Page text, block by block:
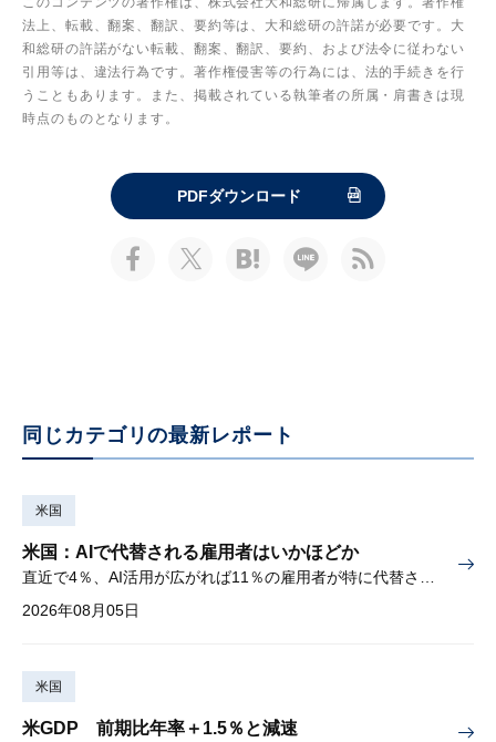
法上、転載、翻案、翻訳、要約等は、大和総研の許諾が必要です。大
和総研の許諾がない転載、翻案、翻訳、要約、および法令に従わない
引用等は、違法行為です。著作権侵害等の行為には、法的手続きを行
うこともあります。また、掲載されている執筆者の所属・肩書きは現
時点のものとなります。
PDFダウンロード
同じカテゴリの最新レポート
米国
米国：AIで代替される雇用者はいかほどか
直近で4％、AI活用が広がれば11％の雇用者が特に代替されやすい
2026年08月05日
米国
米GDP 前期比年率＋1.5％と減速